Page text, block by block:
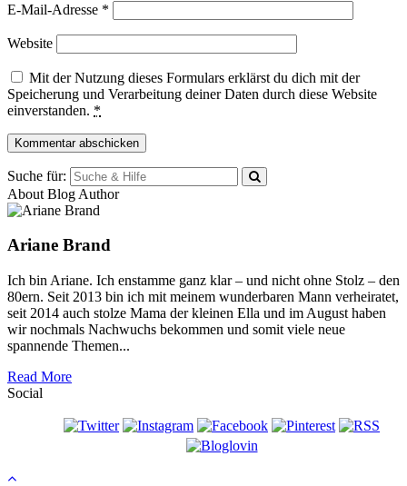
E-Mail-Adresse *
Website
Mit der Nutzung dieses Formulars erklärst du dich mit der
Speicherung und Verarbeitung deiner Daten durch diese Website
einverstanden. *
Suche für:
About Blog Author
Ariane Brand
Ich bin Ariane. Ich enstamme ganz klar – und nicht ohne Stolz – den
80ern. Seit 2013 bin ich mit meinem wunderbaren Mann verheiratet,
seit 2014 auch stolze Mama der kleinen Ella und im August haben
wir nochmals Nachwuchs bekommen und somit viele neue
spannende Themen...
Read More
Social